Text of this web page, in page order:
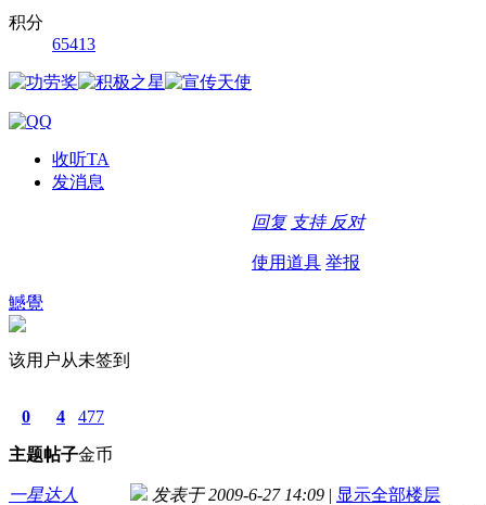
积分
65413
收听TA
发消息
回复 支持 反对
使用道具 举报
鱤覺
该用户从未签到
0
主题
4
帖子
477
金币
一星达人 发表于 2009-6-27 14:09 | 显示全部楼层